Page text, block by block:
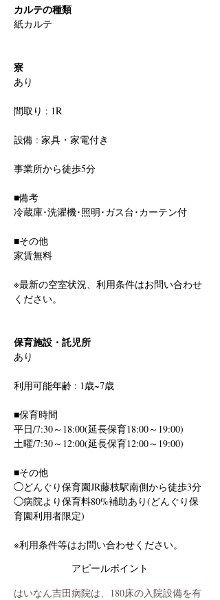
カルテの種類
紙カルテ
寮
あり
間取り : 1R
設備 : 家具・家電付き
事業所から徒歩5分
■備考
冷蔵庫･洗濯機･照明･ガス台･カーテン付
■その他
家賃無料
※最新の空室状況、利用条件はお問い合わせ
ください。
保育施設・託児所
あり
利用可能年齢 : 1歳~7歳
■保育時間
平日/7:30～18:00(延長保育18:00～19:00)
土曜/7:30～12:00(延長保育12:00～19:00)
■その他
◯どんぐり保育園JR藤枝駅南側から徒歩3分
◯病院より保育料80%補助あり(どんぐり保
育園利用者限定)
※利用条件等はお問い合わせください。
アピールポイント
はいなん吉田病院は、180床の入院設備を有